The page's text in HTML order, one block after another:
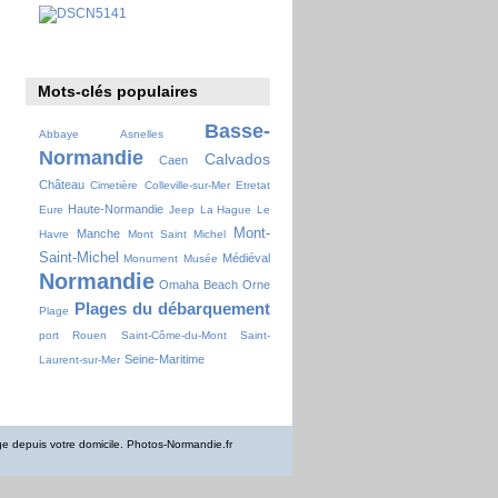
Mots-clés populaires
Abbaye Asnelles
Basse-
Normandie
Caen Calvados
Château Cimetière Colleville-sur-Mer Etretat
Eure Haute-Normandie Jeep La Hague Le
Havre
Manche Mont Saint Michel
Mont-
Saint-Michel
Monument Musée Médiéval
Normandie Omaha Beach Orne
Plage Plages du débarquement
port Rouen Saint-Côme-du-Mont
Saint-
Laurent-sur-Mer Seine-Maritime
depuis votre domicile. Photos-Normandie.fr